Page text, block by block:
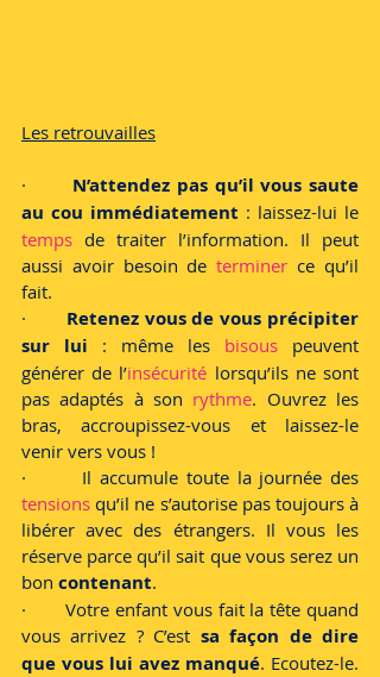
Les retrouvailles
· N’attendez pas qu’il vous saute
au cou immédiatement
temps de traiter l’information. Il peut
aussi avoir besoin de terminer ce qu’il
fait.
·
Retenez vous de vous précipiter
sur lui : même les bisous peuvent
générer de l’insécurité lorsqu’ils ne sont
pas adaptés à son rythme. Ouvrez les
bras, accroupissez-vous et laissez-le
venir vers vous !
tensions qu’il ne s’autorise pas toujours à
libérer avec des étrangers. Il vous les
réserve parce qu’il sait que vous serez un
bon contenant.
·       Votre enfant vous fait la tête quand
vous arrivez ? C’est sa façon de dire
que vous lui avez manqué. Ecoutez-le.